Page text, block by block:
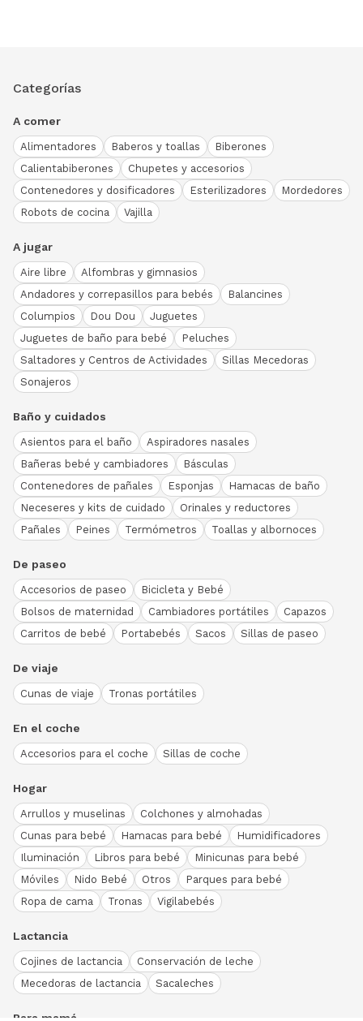
Categorías
A comer
Alimentadores Baberos y toallas
Biberones
Calientabiberones
Chupetes y accesorios
Contenedores y dosificadores
Esterilizadores
Mordedores
Robots de cocina
Vajilla
A jugar
Aire libre
Alfombras y gimnasios
Andadores y correpasillos para bebés
Balancines
Columpios
Dou Dou
Juguetes
Juguetes de baño para bebé
Peluches
Saltadores y Centros de Actividades
Sillas Mecedoras
Sonajeros
Baño y cuidados
Asientos para el baño
Aspiradores nasales
Bañeras bebé y cambiadores
Básculas
Contenedores de pañales
Esponjas
Hamacas de baño
Neceseres y kits de cuidado
Orinales y reductores
Pañales
Peines Termómetros Toallas y albornoces
De paseo
Accesorios de paseo
Bicicleta y Bebé
Bolsos de maternidad
Cambiadores portátiles
Capazos
Carritos de bebé
Portabebés Sacos Sillas de paseo
De viaje
Cunas de viaje Tronas portátiles
En el coche
Accesorios para el coche Sillas de coche
Hogar
Arrullos y muselinas
Colchones y almohadas
Cunas para bebé
Hamacas para bebé
Humidificadores
Iluminación
Libros para bebé
Minicunas para bebé
Móviles
Nido Bebé Otros
Parques para bebé
Ropa de cama
Tronas Vigilabebés
Lactancia
Cojines de lactancia
Conservación de leche
Mecedoras de lactancia
Sacaleches
Para mamá